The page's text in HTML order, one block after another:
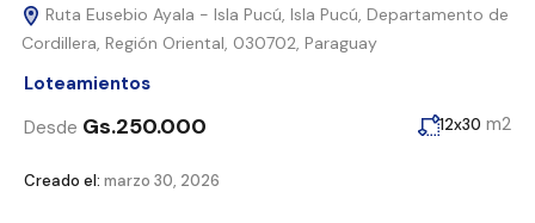
Ruta Eusebio Ayala - Isla Pucú, Isla Pucú, Departamento de
Cordillera, Región Oriental, 030702, Paraguay
Loteamientos
Desde Gs.250.000 12x30 m2
Creado el: marzo 30, 2026